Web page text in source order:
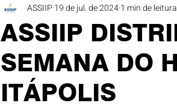
ASSIIP
SEMANA DO
ITÁPOLIS
ASSIIP 19 de jul. de 20241 min de leitura